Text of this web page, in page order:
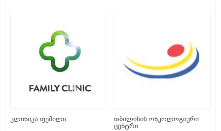
კლინიკა ფემილი
თბილისის ონკოლოგიური
ცენტრი